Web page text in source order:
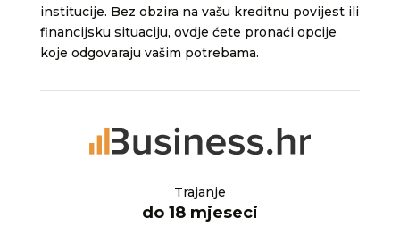
institucije. Bez obzira na vašu kreditnu povijest ili
financijsku situaciju, ovdje ćete pronaći opcije
koje odgovaraju vašim potrebama.
Trajanje
do 18 mjeseci